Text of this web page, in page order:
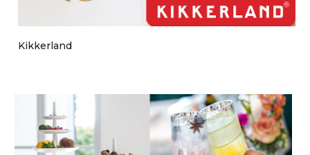
Kikkerland